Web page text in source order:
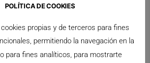
MÁS BUSCADOS
POLÍTICA DE COOKIES
propias y de terceros para fines
permitiendo la navegación en la
para fines analíticos, para mostrarte